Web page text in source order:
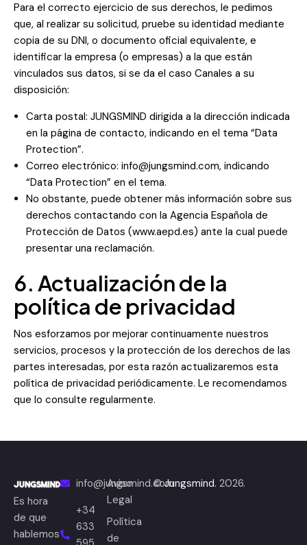
Para el correcto ejercicio de sus derechos, le pedimos
que, al realizar su solicitud, pruebe su identidad mediante
copia de su DNI, o documento oficial equivalente, e
identificar la empresa (o empresas) a la que están
vinculados sus datos, si se da el caso Canales a su
disposición:
Carta postal: JUNGSMIND dirigida a la dirección indicada
en la página de contacto, indicando en el tema “Data
Protection”.
Correo electrónico: info@jungsmind.com, indicando
“Data Protection” en el tema.
No obstante, puede obtener más información sobre sus
derechos contactando con la Agencia Española de
Protección de Datos (www.aepd.es) ante la cual puede
presentar una reclamación.
6. Actualización de la
política de privacidad
Nos esforzamos por mejorar continuamente nuestros
servicios, procesos y la protección de los derechos de las
partes interesadas, por esta razón actualizaremos esta
política de privacidad periódicamente. Le recomendamos
que lo consulte regularmente.
Es hora
de que
hablemos
info@jungsmind.com
+34
633
Aviso
Legal
Política
de
© Jungsmind. 2026.